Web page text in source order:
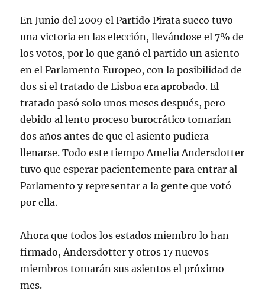
En Junio del 2009 el Partido Pirata sueco tuvo
una victoria en las elección, llevándose el 7% de
los votos, por lo que ganó el partido un asiento
en el Parlamento Europeo, con la posibilidad de
dos si el tratado de Lisboa era aprobado. El
tratado pasó solo unos meses después, pero
debido al lento proceso burocrático tomarían
dos años antes de que el asiento pudiera
llenarse. Todo este tiempo Amelia Andersdotter
tuvo que esperar pacientemente para entrar al
Parlamento y representar a la gente que votó
por ella.
Ahora que todos los estados miembro lo han
firmado, Andersdotter y otros 17 nuevos
miembros tomarán sus asientos el próximo
mes.